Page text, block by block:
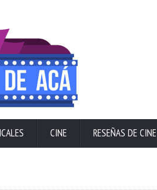
CINE RESEÑAS DE CINE